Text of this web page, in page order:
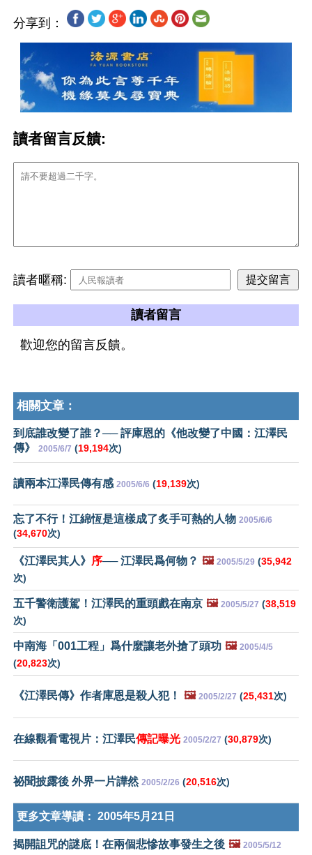
分享到：
讀者留言反饋:
讀者暱稱:
讀者留言
歡迎您的留言反饋。
相關文章：
到底誰改變了誰？── 評庫恩的《他改變了中國：江澤民
傳》
2005/6/7 (19,194次)
讀兩本江澤民傳有感 2005/6/6 (19,139次)
忘了不行！江綿恆是這樣成了炙手可熱的人物 2005/6/6
(34,670次)
《江澤民其人》 序── 江澤民爲何物？ 🖼️ 2005/5/29 (35,942
次)
五千警衛護駕！江澤民的重頭戲在南京 🖼️ 2005/5/27 (38,519
次)
中南海「001工程」爲什麼讓老外搶了頭功 🖼️ 2005/4/5
(20,823次)
《江澤民傳》作者庫恩是殺人犯！ 🖼️ 2005/2/27 (25,431次)
在線觀看電視片：江澤民傳記曝光 2005/2/27 (30,879次)
祕聞披露後 外界一片譁然 2005/2/26 (20,516次)
更多文章導讀： 2005年5月21日
揭開詛咒的謎底！在兩個悲慘故事發生之後 🖼️ 2005/5/12